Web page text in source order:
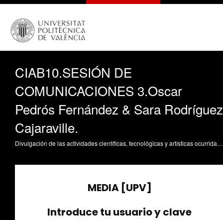
CIAB10.SESIÓN DE
COMUNICACIONES 3.Oscar
Pedrós Fernández & Sara Rodríguez
Cajaraville.
Divulgación de las actividades científicas, tecnológicas y artísticas ocurridas en los tres campus de la UPV